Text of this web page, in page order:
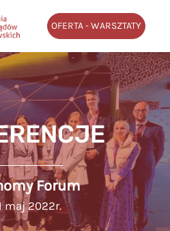
OFERTA - WARSZTATY
Forum
maj 2022r.